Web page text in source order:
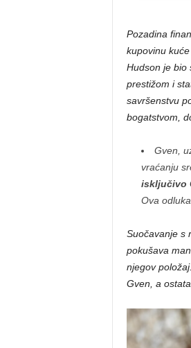
Pozadina
kupovinu
Hudson je bio
prestižom i
savršenstvu
bogatstvom,
Gven,
vraćanju
isključivo
Ova
Suočavanje s
pokušava
njegov
Gven, a